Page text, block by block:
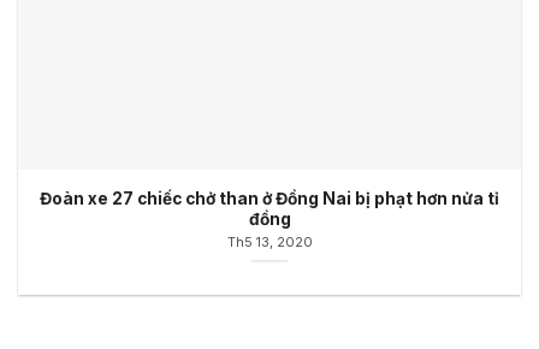
Đoàn xe 27 chiếc chở than ở Đồng Nai bị phạt hơn nửa tỉ
đồng
Th5 13, 2020